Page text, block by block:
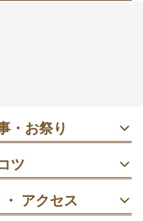
きやすい🍃
・お祭り
日に合わせて斎行。世
出があるため午前の早
到着して拝殿参拝→境
を整えやすく流れもス
ツ
殿前で一呼吸。二拝二
アクセス